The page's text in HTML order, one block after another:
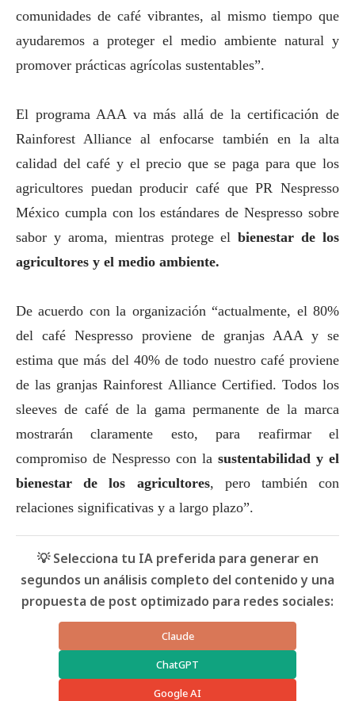
comunidades de café vibrantes, al mismo tiempo que
ayudaremos a proteger el medio ambiente natural y
promover prácticas agrícolas sustentables”.
El programa AAA va más allá de la certificación de
Rainforest Alliance al enfocarse también en la alta
calidad del café y el precio que se paga para que los
agricultores puedan producir café que PR Nespresso
México cumpla con los estándares de Nespresso sobre
sabor y aroma, mientras protege elbienestar de los
agricultores y el medio ambiente.
De acuerdo con la organización “actualmente, el 80%
del café Nespresso proviene de granjas AAA y se
estima que más del 40% de todo nuestro café proviene
de las granjas Rainforest Alliance Certified. Todos los
sleeves de café de la gama permanente de la marca
mostrarán claramente esto, para reafirmar el
compromiso de Nespresso con la sustentabilidad y el
bienestar de los agricultores, pero también con
relaciones significativas y a largo plazo”.
💡 Selecciona tu IA preferida para generar en
segundos un análisis completo del contenido y una
propuesta de post optimizado para redes sociales:
Claude
ChatGPT
Google AI